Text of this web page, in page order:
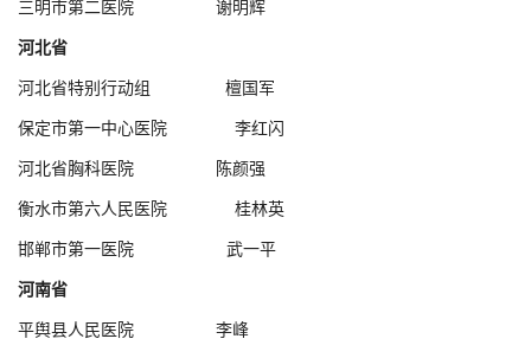
三明市第二医院 谢明辉
河北省
河北省特别行动组 檀国军
保定市第一中心医院 李红闪
河北省胸科医院 陈颜强
衡水市第六人民医院 桂林英
邯郸市第一医院 武一平
河南省
平舆县人民医院 李峰